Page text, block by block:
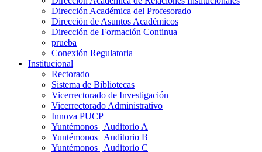
Dirección Académica del Profesorado
Dirección de Asuntos Académicos
Dirección de Formación Continua
prueba
Conexión Regulatoria
Institucional
Rectorado
Sistema de Bibliotecas
Vicerrectorado de Investigación
Vicerrectorado Administrativo
Innova PUCP
Yuntémonos | Auditorio A
Yuntémonos | Auditorio B
Yuntémonos | Auditorio C